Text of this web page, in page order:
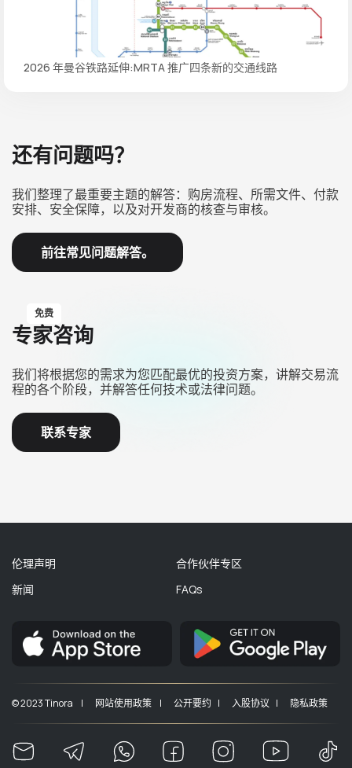
2026 年曼谷铁路延伸:MRTA 推广四条新的交通线路
还有问题吗？
我们整理了最重要主题的解答：购房流程、所需文件、付款
安排、安全保障，以及对开发商的核查与审核。
前往常见问题解答。
免费
专家咨询
我们将根据您的需求为您匹配最优的投资方案，讲解交易流
程的各个阶段，并解答任何技术或法律问题。
联系专家
伦理声明
新闻
合作伙伴专区
FAQs
© 2023 Tinora | 网站使用政策 | 公开要约 | 入股协议 | 隐私政策